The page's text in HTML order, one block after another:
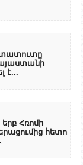
է...
երբ Հռոմի
հետո